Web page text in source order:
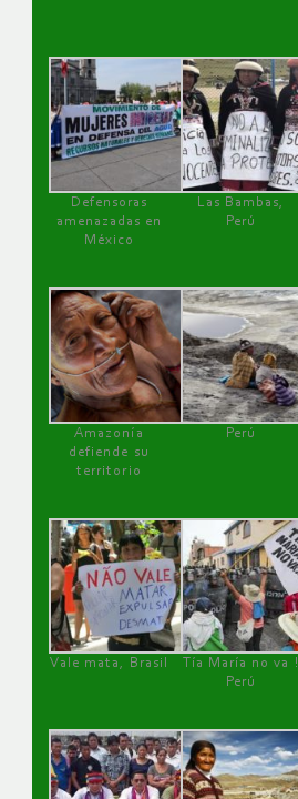
Defensoras
amenazadas en
México
Las Bambas,
Perú
Amazonía
defiende su
territorio
Perú
Vale mata, Brasil
Tía María no va !
Perú